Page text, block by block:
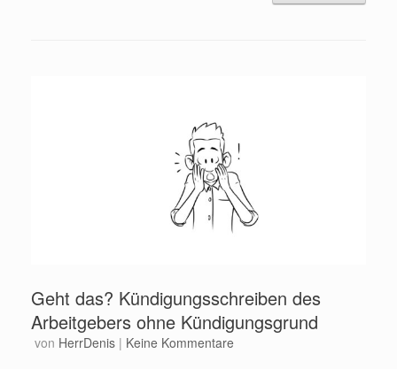
Geht das? Kündigungsschreiben des
Arbeitgebers ohne Kündigungsgrund
von HerrDenis | Keine Kommentare